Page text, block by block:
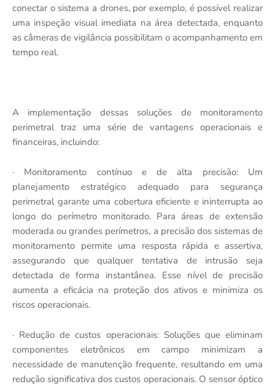
conectar o sistema a drones, por exemplo, é possível realizar
uma inspeção visual imediata na área detectada, enquanto
as câmeras de vigilância possibilitam o acompanhamento em
tempo real.
A implementação dessas soluções de monitoramento
perimetral traz uma série de vantagens operacionais e
financeiras, incluindo:
· Monitoramento contínuo e de alta precisão: Um
planejamento estratégico adequado para segurança
perimetral garante uma cobertura eficiente e ininterrupta ao
longo do perímetro monitorado. Para áreas de extensão
moderada ou grandes perímetros, a precisão dos sistemas de
monitoramento permite uma resposta rápida e assertiva,
assegurando que qualquer tentativa de intrusão seja
detectada de forma instantânea. Esse nível de precisão
aumenta a eficácia na proteção dos ativos e minimiza os
riscos operacionais.
· Redução de custos operacionais: Soluções que eliminam
componentes eletrônicos em campo minimizam a
necessidade de manutenção frequente, resultando em uma
redução significativa dos custos operacionais. O sensor óptico